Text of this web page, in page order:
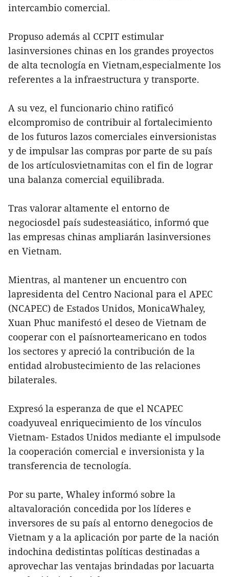
intercambio comercial.
Propuso además al CCPIT estimular
lasinversiones chinas en los grandes proyectos
de alta tecnología en Vietnam,especialmente los
referentes a la infraestructura y transporte.
A su vez, el funcionario chino ratificó
elcompromiso de contribuir al fortalecimiento
de los futuros lazos comerciales einversionistas
y de impulsar las compras por parte de su país
de los artículosvietnamitas con el fin de lograr
una balanza comercial equilibrada.
Tras valorar altamente el entorno de
negociosdel país sudesteasiático, informó que
las empresas chinas ampliarán lasinversiones
en Vietnam.
Mientras, al mantener un encuentro con
lapresidenta del Centro Nacional para el APEC
(NCAPEC) de Estados Unidos, MonicaWhaley,
Xuan Phuc manifestó el deseo de Vietnam de
cooperar con el paísnorteamericano en todos
los sectores y apreció la contribución de la
entidad alrobustecimiento de las relaciones
bilaterales.
Expresó la esperanza de que el NCAPEC
coadyuveal enriquecimiento de los vínculos
Vietnam- Estados Unidos mediante el impulsode
la cooperación comercial e inversionista y la
transferencia de tecnología.
Por su parte, Whaley informó sobre la
altavaloración concedida por los líderes e
inversores de su país al entorno denegocios de
Vietnam y a la aplicación por parte de la nación
indochina dedistintas políticas destinadas a
aprovechar las ventajas brindadas por lacuarta